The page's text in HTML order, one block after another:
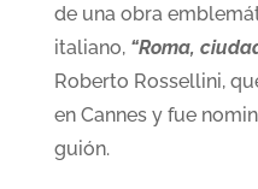
de una obra
italiano, “Roma,
Roberto Rossellini,
en Cannes y fue
guión.